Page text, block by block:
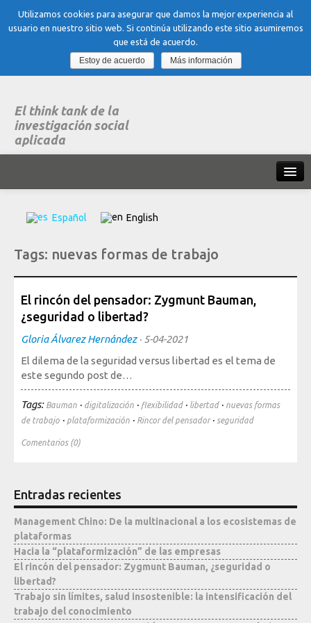
El think tank de la
investigación social
aplicada
Areas
de experiencia
Organización, Trabajo y Salud
Sociedad, Innovación y Salud
Internacional, Sectores y Salud
Nuestra propuesta
Blogs
Formación
y eventos
Publicaciones
Publicaciones: Organización, Trabajo y Salud
Publicaciones: Sociedad, Innovación y Salud
Publicaciones: Internacional, Sectores y Salud
Español English
Tags: nuevas formas de trabajo
El rincón del pensador: Zygmunt Bauman,
¿seguridad o libertad?
Gloria Álvarez Hernández· 5-04-2021
El dilema de la seguridad versus libertad es el tema de
este segundo post de…
Tags: Bauman · digitalización · flexibilidad· libertad· nuevas formas
de trabajo · plataformización · Rincor del pensador· seguridad
Comentarios (0)
Entradas recientes
Management Chino: De la multinacional a los ecosistemas de
plataformas
Hacia la “plataformización” de las empresas
El rincón del pensador: Zygmunt Bauman, ¿seguridad o
libertad?
Trabajo sin límites, salud insostenible: la intensificación del
trabajo del conocimiento
Utilizamos cookies para asegurar que damos la mejor experiencia al
usuario en nuestro sitio web. Si continúa utilizando este sitio asumiremos
que está de acuerdo.
Estoy de acuerdo
Más información